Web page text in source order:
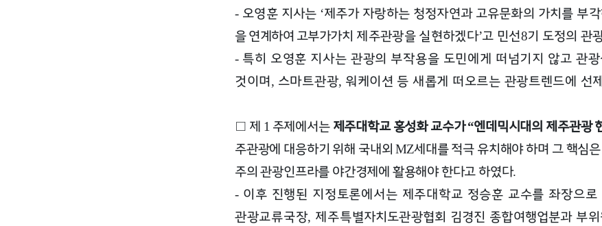
- 오영훈 지사는 ‘제주가 자랑하는 청정자연과 고유문화의 가치를 부
을 연계하여 고부가가치 제주관광을 실현하겠다’고 민선8기 도정의 관
- 특히 오영훈 지사는 관광의 부작용을 도민에게 떠넘기지 않고 관
것이며, 스마트관광, 워케이션 등 새롭게 떠오르는 관광트렌드에
□ 제 1 주제에서는제주대학교 홍성화 교수가“엔데믹시대의 제주관광
주관광에 대응하기 위해 국내외MZ세대를 적극 유치해야 하며 그 핵심
주의 관광인프라를 야간경제에 활용해야 한다고 하였다.
- 이후 진행된 지정토론에서는 제주대학교 정승훈 교수를 좌장으
관광교류국장, 제주특별자치도관광협회 김경진 종합여행업분과 부